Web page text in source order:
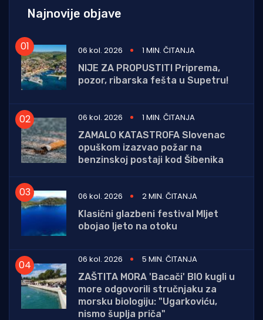
Najnovije objave
06 kol. 2026
1 MIN. ČITANJA
NIJE ZA PROPUSTITI Priprema,
pozor, ribarska fešta u Supetru!
06 kol. 2026
1 MIN. ČITANJA
ZAMALO KATASTROFA Slovenac
opuškom izazvao požar na
benzinskoj postaji kod Šibenika
06 kol. 2026
2 MIN. ČITANJA
Klasični glazbeni festival Mljet
obojao ljeto na otoku
06 kol. 2026
5 MIN. ČITANJA
ZAŠTITA MORA 'Bacači' BIO kugli u
more odgovorili stručnjaku za
morsku biologiju: "Ugarkoviću,
nismo šuplja priča"